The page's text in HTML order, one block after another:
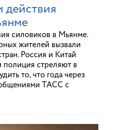
силовиков в Мьянме.
жителей вызвали
Россия и Китай
полиция стреляют в
то, что года через
ТАСС с